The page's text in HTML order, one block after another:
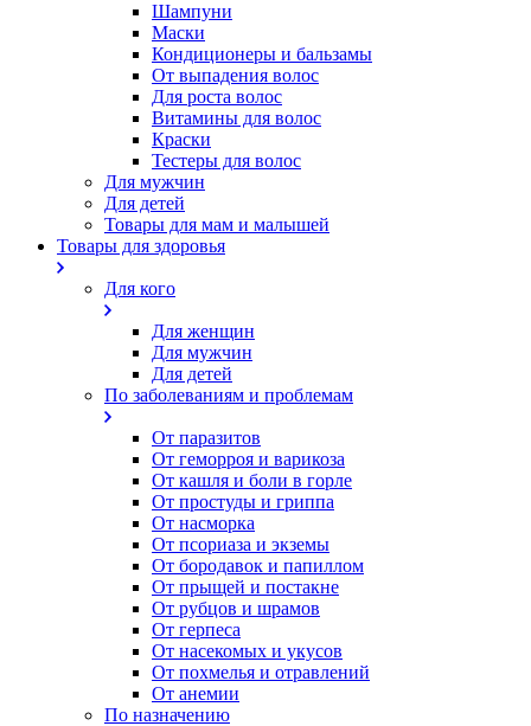
Шампуни
Маски
Кондиционеры и бальзамы
От выпадения волос
Для роста волос
Витамины для волос
Краски
Тестеры для волос
Для мужчин
Для детей
Товары для мам и малышей
Товары для здоровья
Для кого
Для женщин
Для мужчин
Для детей
По заболеваниям и проблемам
От паразитов
Oт геморроя и варикоза
От кашля и боли в горле
От простуды и гриппа
От насморка
Oт псориаза и экземы
От бородавок и папиллом
От прыщей и постакне
От рубцов и шрамов
От герпеса
От насекомых и укусов
От похмелья и отравлений
От анемии
По назначению